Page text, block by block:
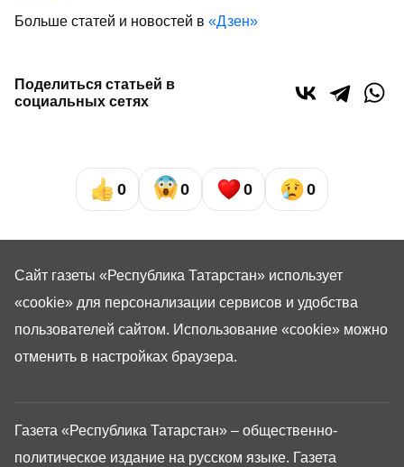
Больше статей и новостей в «Дзен»
Поделиться статьей в
социальных сетях
0 0 0 0
Газета «Республика Татарстан» – общественно-
политическое издание на русском языке. Газета
Сайт газеты «Республика Татарстан» использует
«cookie» для персонализации сервисов и удобства
пользователей сайтом. Использование «cookie» можно
отменить в настройках браузера.